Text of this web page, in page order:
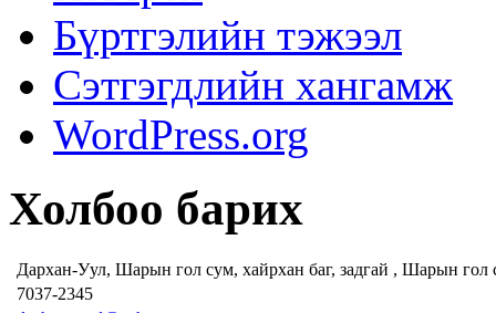
Бүртгэлийн тэжээл
Сэтгэгдлийн хангамж
WordPress.org
Холбоо барих
Дархан-Уул, Шарын гол сум, хайрхан баг, задгай , Шарын гол
7037-2345